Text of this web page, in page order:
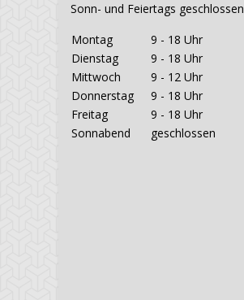
Sonn- und Feiertags geschlossen
Montag
9 - 18 Uhr
Dienstag
9 - 18 Uhr
Mittwoch
9 - 12 Uhr
Donnerstag
9 - 18 Uhr
Freitag
9 - 18 Uhr
Sonnabend
geschlossen